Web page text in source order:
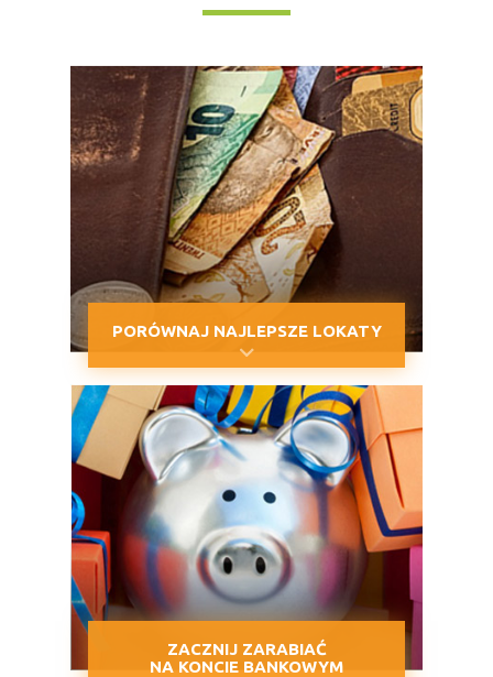
PORÓWNAJ NAJLEPSZE LOKATY
ZACZNIJ ZARABIAĆ
NA KONCIE BANKOWYM